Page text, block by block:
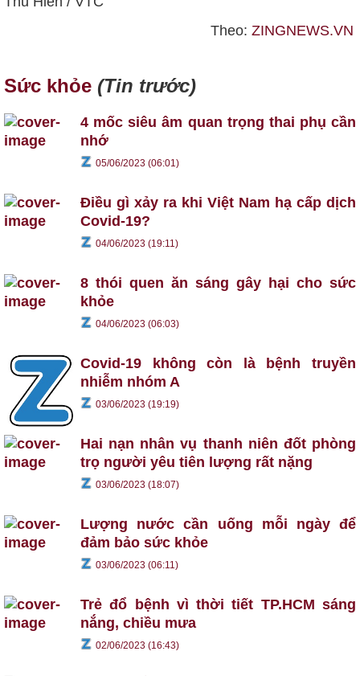
Theo: ZINGNEWS.VN
Sức khỏe (Tin trước)
4 mốc siêu âm quan trọng thai phụ cần
nhớ
05/06/2023 (06:01)
Điều gì xảy ra khi Việt Nam hạ cấp dịch
Covid-19?
04/06/2023 (19:11)
8 thói quen ăn sáng gây hại cho sức
khỏe
04/06/2023 (06:03)
Covid-19 không còn là bệnh truyền
nhiễm nhóm A
03/06/2023 (19:19)
Hai nạn nhân vụ thanh niên đốt phòng
trọ người yêu tiên lượng rất nặng
03/06/2023 (18:07)
Lượng nước cần uống mỗi ngày để
đảm bảo sức khỏe
03/06/2023 (06:11)
Trẻ đổ bệnh vì thời tiết TP.HCM sáng
nắng, chiều mưa
02/06/2023 (16:43)